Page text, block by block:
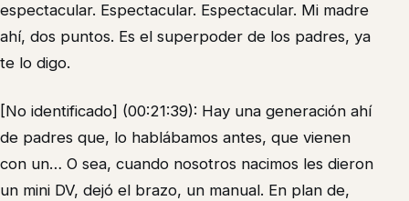
espectacular. Espectacular. Espectacular. Mi madre
ahí, dos puntos. Es el superpoder de los padres, ya
te lo digo.
[No identificado] (00:21:39): Hay una generación ahí
de padres que, lo hablábamos antes, que vienen
con un… O sea, cuando nosotros nacimos les dieron
un mini DV, dejó el brazo, un manual. En plan de,